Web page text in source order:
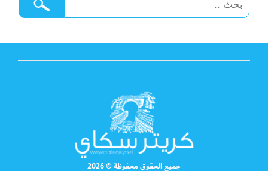
جميع الحقوق محفوظة © 2026